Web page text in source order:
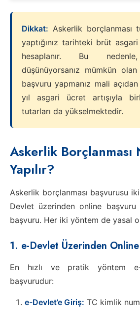
Dikkat: Askerlik borçlanması
yaptığınız tarihteki brüt
hesaplanır. Bu
düşünüyorsanız mümkün
başvuru yapmanız mali
yıl asgari ücret artışıyla
tutarları da yükselmektedir.
Askerlik Borçlanması
Yapılır?
Askerlik borçlanması başvurusu
Devlet üzerinden online başvuru
başvuru. Her iki yöntem de yasal
1. e-Devlet Üzerinden
En hızlı ve pratik yöntem e-
başvurudur:
e-Devlet’e Giriş: TC kimlik